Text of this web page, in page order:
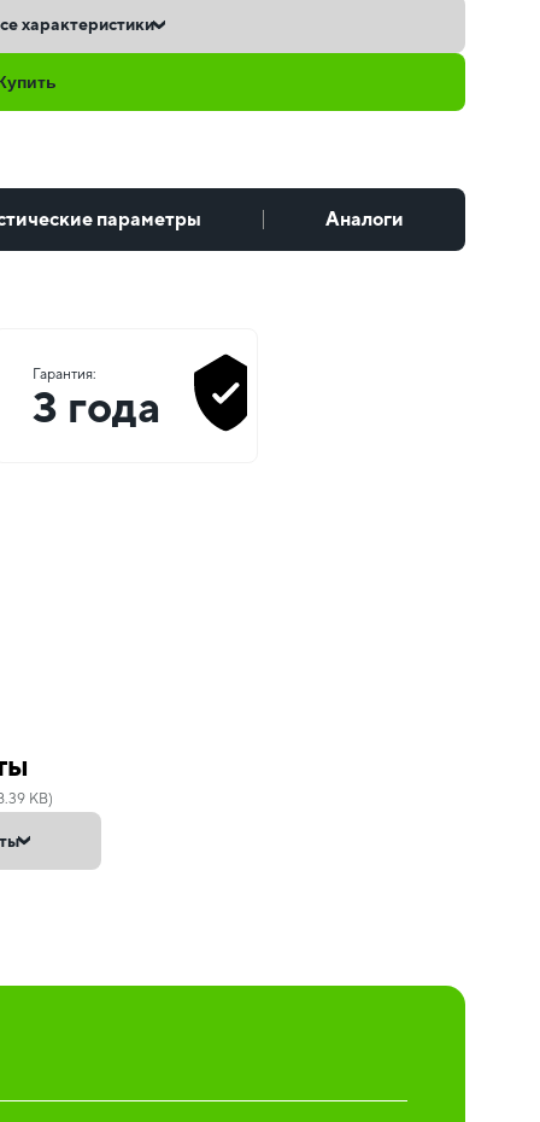
характеристики
параметры Аналоги
Гарантия:
3 года
KB)